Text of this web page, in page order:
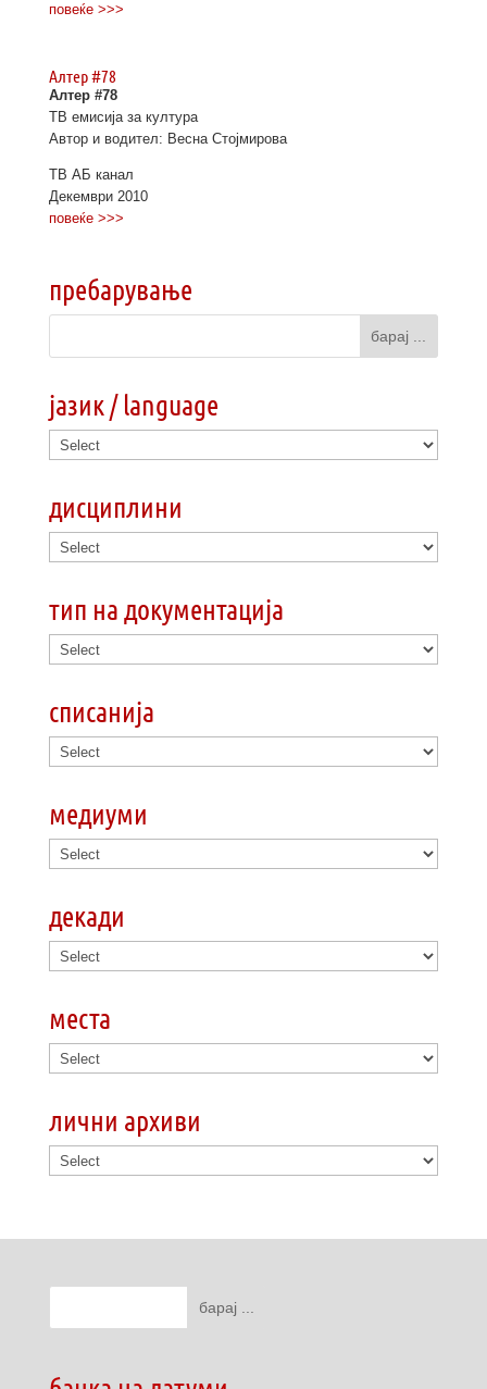
повеќе >>>
Алтер #78
Алтер #78
ТВ емисија за култура
Автор и водител: Весна Стојмирова
ТВ АБ канал
Декември 2010
повеќе >>>
пребарување
јазик / language
дисциплини
тип на документација
списанија
медиуми
декади
места
лични архиви